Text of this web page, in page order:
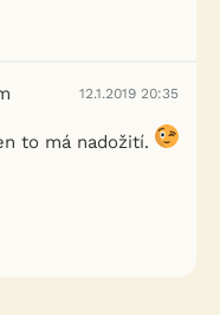
12.1.2019 20:35
to má nadožití.